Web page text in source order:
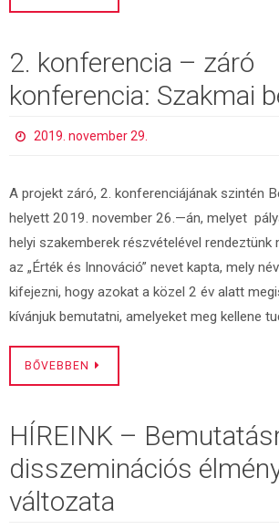
2. konferencia – záró
konferencia: Szakmai
2019. november 29.
A projekt záró, 2. konferenciájának szintén
helyett 2019. november 26.—án, melyet
helyi szakemberek részvételével
az „Érték és Innováció” nevet kapta, mely
kifejezni, hogy azokat a közel 2 év alatt
kívánjuk bemutatni, amelyeket meg kellene
BŐVEBBEN
HÍREINK –
disszeminációs
változata